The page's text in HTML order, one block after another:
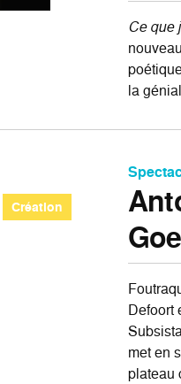
Ce que
la
Création
Defoort
met en
plateau